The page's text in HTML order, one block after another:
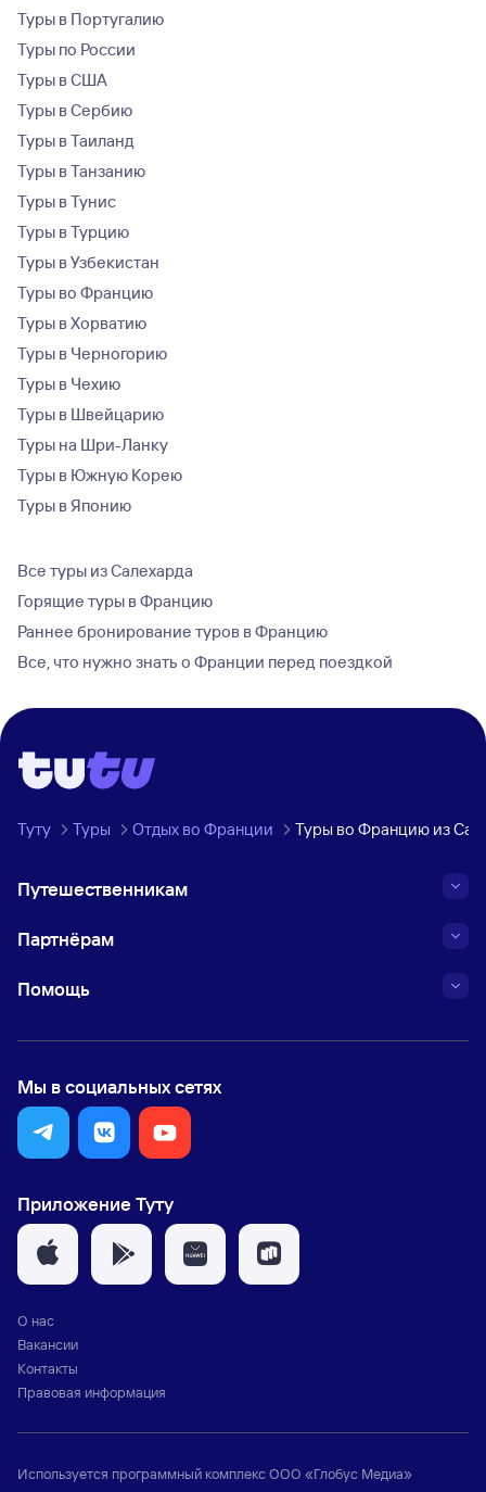
Туры в Португалию
Туры по России
Туры в США
Туры в Сербию
Туры в Таиланд
Туры в Танзанию
Туры в Тунис
Туры в Турцию
Туры в Узбекистан
Туры во Францию
Туры в Хорватию
Туры в Черногорию
Туры в Чехию
Туры в Швейцарию
Туры на Шри-Ланку
Туры в Южную Корею
Туры в Японию
Все туры из Салехарда
Горящие туры в Францию
Раннее бронирование туров в Францию
Все, что нужно знать о Франции перед поездкой
Туту Туры Отдых во Франции Туры во Францию из
Путешественникам
Партнёрам
Помощь
Мы в социальных сетях
Приложение Туту
О нас
Вакансии
Контакты
Правовая информация
Используется программный комплексООО «Глобус Медиа»